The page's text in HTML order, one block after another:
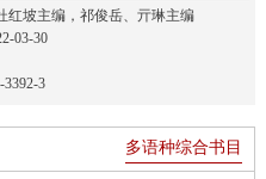
红坡主编，祁俊岳、亓琳主编
03-30
3392-3
多语种综合书目